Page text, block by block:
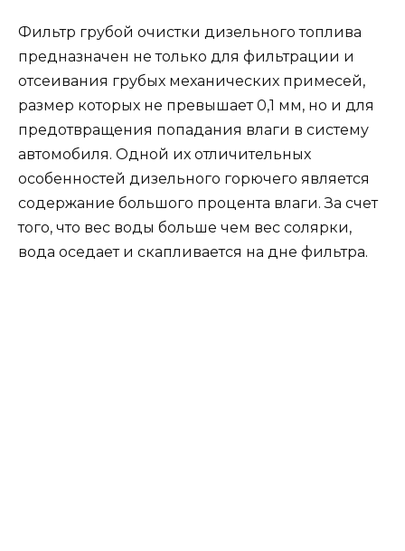
Фильтр грубой очистки дизельного топлива
предназначен не только для фильтрации и
отсеивания грубых механических примесей,
размер которых не превышает 0,1 мм, но и для
предотвращения попадания влаги в систему
автомобиля. Одной их отличительных
особенностей дизельного горючего является
содержание большого процента влаги. За счет
того, что вес воды больше чем вес солярки,
вода оседает и скапливается на дне фильтра.